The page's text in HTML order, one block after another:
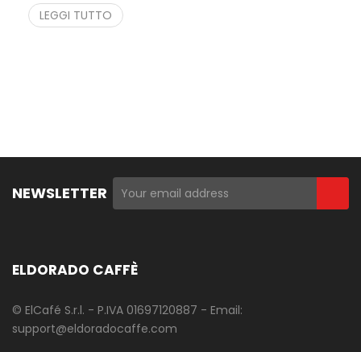
LEGGI TUTTO
NEWSLETTER
ELDORADO CAFFÈ
© ElCafé S.r.l. - P.IVA 01697120887 - Email:
support@eldoradocaffe.com